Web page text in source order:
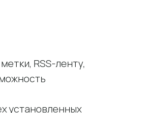
RSS-ленту,
установленных